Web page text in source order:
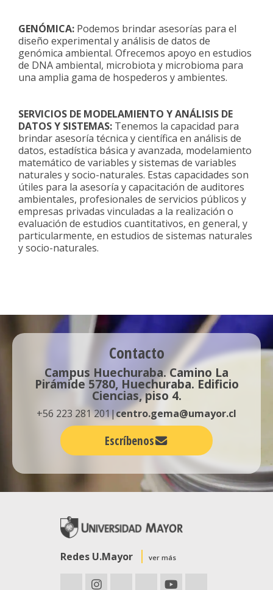
GENÓMICA: Podemos brindar asesorías para el
diseño experimental y análisis de datos de
genómica ambiental. Ofrecemos apoyo en estudios
de DNA ambiental, microbiota y microbioma para
una amplia gama de hospederos y ambientes.
SERVICIOS DE MODELAMIENTO Y ANÁLISIS DE
DATOS Y SISTEMAS: Tenemos la capacidad para
brindar asesoría técnica y científica en análisis de
datos, estadística básica y avanzada, modelamiento
matemático de variables y sistemas de variables
naturales y socio-naturales. Estas capacidades son
útiles para la asesoría y capacitación de auditores
ambientales, profesionales de servicios públicos y
empresas privadas vinculadas a la realización o
evaluación de estudios cuantitativos, en general, y
particularmente, en estudios de sistemas naturales
y socio-naturales.
Contacto
Campus Huechuraba. Camino La
Pirámide 5780, Huechuraba. Edificio
Ciencias, piso 4.
+56 223 281 201|centro.gema@umayor.cl
Escríbenos
Redes U.Mayor ver más